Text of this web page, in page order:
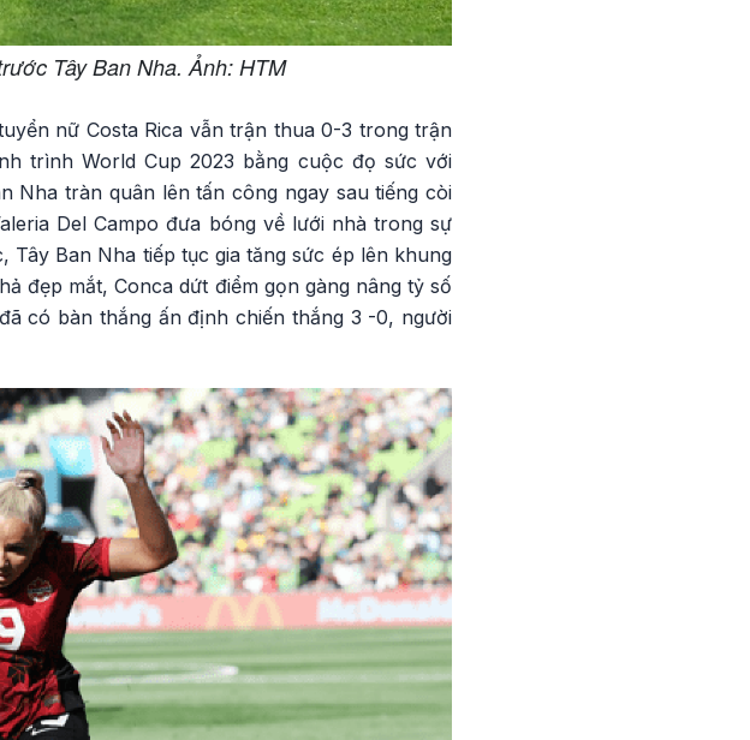
Tây Ban Nha. Ảnh: HTM
nữ Costa Rica vẫn trận thua 0-3 trong trận
trình World Cup 2023 bằng cuộc đọ sức với
Nha tràn quân lên tấn công ngay sau tiếng còi
Del Campo đưa bóng về lưới nhà trong sự
Tây Ban Nha tiếp tục gia tăng sức ép lên khung
đẹp mắt, Conca dứt điểm gọn gàng nâng tỷ số
có bàn thắng ấn định chiến thắng 3 -0, người